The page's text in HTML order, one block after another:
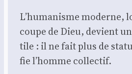
L’humanisme moderne,
coupe de Dieu, devient
tile : il ne fait plus de
fie l’homme col­lec­tif.